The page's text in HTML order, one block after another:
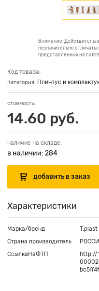
Внимание!
незначительно
представленных на
Код товара:
Категория: Плинтус и
стоимость:
14.60 руб.
наличие на складе:
в наличии: 284
Характеристики
Марка/бренд
T.plast
Страна производитель
СсылкаНаФТП
http://